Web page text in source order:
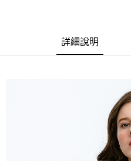
AFTEE先享後付是「在收到商品之
【「AFTEE先享後付」結帳流程】
１．於結帳方式選擇「AFTEE先享
結帳頁面，進行簡訊認證並確認金額
２．訂單成立數日內，您將收到繳費
３．收到繳費通知簡訊後14天內，
ATM／網路銀行／等多元方式進行付
每筆NT$100，滿NT$699(含以
每筆NT$80，滿NT$800(含以上)
詳細說明